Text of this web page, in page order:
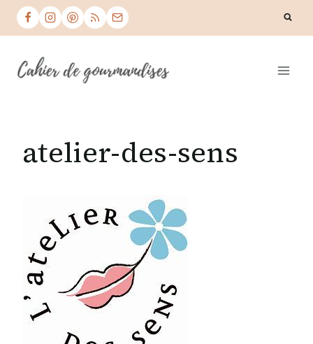
Skip
atelier-des-sens